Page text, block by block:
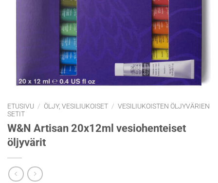
ETUSIVU / ÖLJY, VESILIUKOISET / VESILIUKOISTEN ÖLJYVÄRIEN
SETIT
W&N Artisan 20x12ml vesiohenteiset
öljyvärit